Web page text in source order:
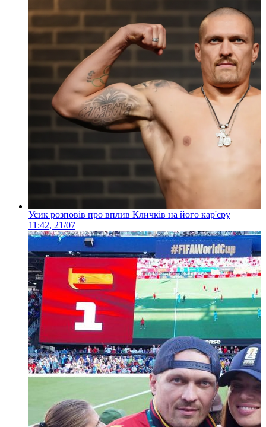
Усик розповів про вплив Кличків на його кар'єру
11:42, 21/07